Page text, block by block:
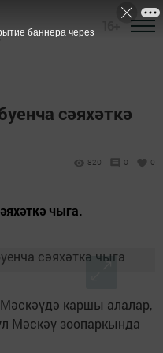
сәяхәткә
820 0 0
чыга.
каршы алалар,
Мәскәү зоопаркында
баннера через